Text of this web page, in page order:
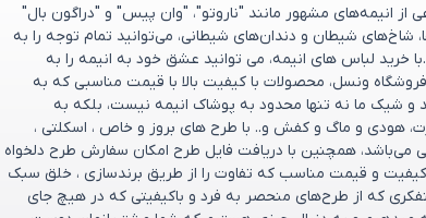
انیمه‌های مشهور مانند "ناروتو"، "وان پیس" و "دراگون بال"
شاخ‌های شیطان و دندان‌های شیطانی، می‌توانید تمام توجه را به
خرید لباس های انیمه، می توانید عشق خود به انیمه را به
ونسل، محصولات با کیفیت بالا با قیمت مناسبی که به
و شیک ما نه تنها محدود به پوشاک انیمه نیست، بلکه به
هودی و ماگ و کفش و.. با طرح های بروز و خاص ، اسکلتی ،
می‌باشد، همچنین با دریافت فایل طرح امکان سفارش طرح دلخواه
و قیمت مناسب که تفاوت را از طریق برندسازی ، خلق سبک
که از طرح‌های منحصر به‌ فرد و باکیفیتی که در هیچ جای